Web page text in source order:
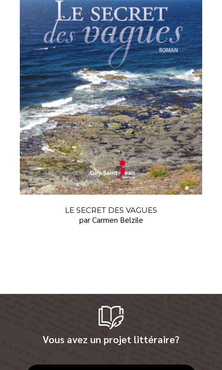
LE SECRET DES VAGUES
par Carmen Belzile
Vous avez un projet littéraire?